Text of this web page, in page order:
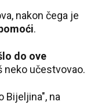
nakon čega je
.
do ove
neko učestvovao.
Bijeljina", na